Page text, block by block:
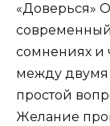
«Доверься»
сомнениях и
между
простой
Желание